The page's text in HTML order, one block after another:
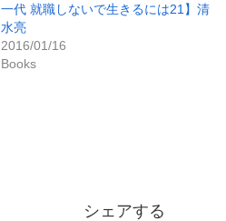
一代 就職しないで生きるには21】清
水亮
2016/01/16
Books
シェアする